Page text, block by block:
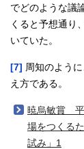
でどのような議
くると予想通り
いていた。
[7] 周知のよう
え方である。
暁烏敏賞 平
場をつくる
試み」1